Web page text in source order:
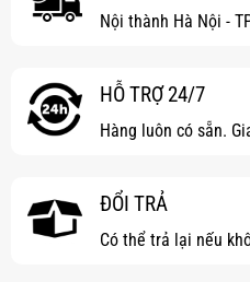
Nội thành Hà Nội -
HỖ TRỢ 24/7
Hàng luôn có sẵn.
ĐỔI TRẢ
Có thể trả lại nếu